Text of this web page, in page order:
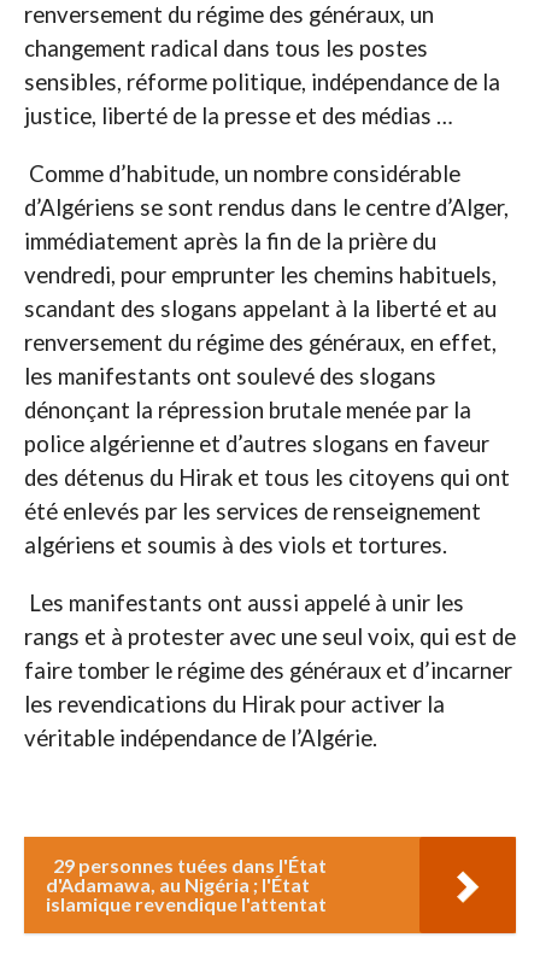
renversement du régime des généraux, un
changement radical dans tous les postes
sensibles, réforme politique, indépendance de la
justice, liberté de la presse et des médias …
Comme d’habitude, un nombre considérable
d’Algériens se sont rendus dans le centre d’Alger,
immédiatement après la fin de la prière du
vendredi, pour emprunter les chemins habituels,
scandant des slogans appelant à la liberté et au
renversement du régime des généraux, en effet,
les manifestants ont soulevé des slogans
dénonçant la répression brutale menée par la
police algérienne et d’autres slogans en faveur
des détenus du Hirak et tous les citoyens qui ont
été enlevés par les services de renseignement
algériens et soumis à des viols et tortures.
Les manifestants ont aussi appelé à unir les
rangs et à protester avec une seul voix, qui est de
faire tomber le régime des généraux et d’incarner
les revendications du Hirak pour activer la
véritable indépendance de l’Algérie.
29 personnes tuées dans l'État
d'Adamawa, au Nigéria ; l'État
islamique revendique l'attentat